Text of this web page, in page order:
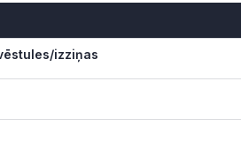
izziņas